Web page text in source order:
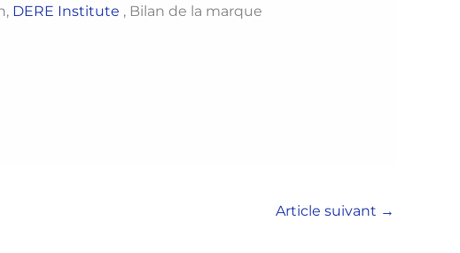
DERE Institute , Bilan de la marque
Article suivant →